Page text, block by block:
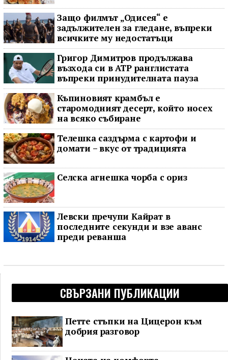
Защо филмът „Одисея“ е
задължителен за гледане, въпреки
всичките му недостатъци
Григор Димитров продължава
възхода си в ATP ранглистата
въпреки принудителната пауза
Къпиновият крамбъл е
старомодният десерт, който носех
на всяко събиране
Телешка саздърма с картофи и
домати – вкус от традицията
Селска агнешка чорба с ориз
Левски пречупи Кайрат в
последните секунди и взе аванс
преди реванша
СВЪРЗАНИ ПУБЛИКАЦИИ
Петте стъпки на Цицерон към
добрия разговор